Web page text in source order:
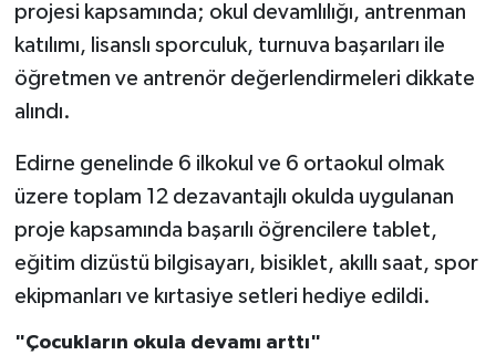
projesi kapsamında; okul devamlılığı, antrenman
katılımı, lisanslı sporculuk, turnuva başarıları ile
öğretmen ve antrenör değerlendirmeleri dikkate
alındı.
Edirne genelinde 6 ilkokul ve 6 ortaokul olmak
üzere toplam 12 dezavantajlı okulda uygulanan
proje kapsamında başarılı öğrencilere tablet,
eğitim dizüstü bilgisayarı, bisiklet, akıllı saat, spor
ekipmanları ve kırtasiye setleri hediye edildi.
"Çocukların okula devamı arttı"